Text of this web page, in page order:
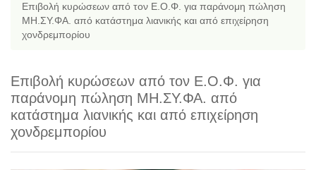
Επιβολή κυρώσεων από τον Ε.Ο.Φ. για παράνομη πώληση
ΜΗ.ΣΥ.ΦΑ. από κατάστημα λιανικής και από επιχείρηση
χονδρεμπορίου
Επιβολή κυρώσεων από τον Ε.Ο.Φ. για
παράνομη πώληση ΜΗ.ΣΥ.ΦΑ. από
κατάστημα λιανικής και από επιχείρηση
χονδρεμπορίου